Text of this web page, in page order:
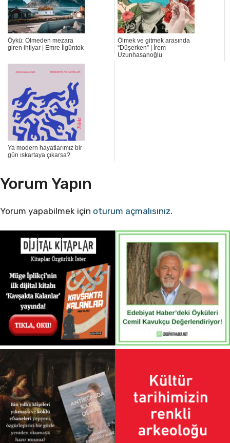
Öykü: Ölmeden mezara
giren ihtiyar | Emre İlgüntok
Ölmek ve gitmek arasında
“Düşerken” | İrem
Uzunhasanoğlu
Ya modern hayatlarımız bir
gün ıskartaya çıkarsa?
Yorum Yapın
Yorum yapabilmek için oturum açmalısınız.